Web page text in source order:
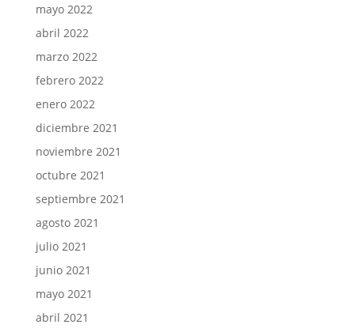
mayo 2022
abril 2022
marzo 2022
febrero 2022
enero 2022
diciembre 2021
noviembre 2021
octubre 2021
septiembre 2021
agosto 2021
julio 2021
junio 2021
mayo 2021
abril 2021